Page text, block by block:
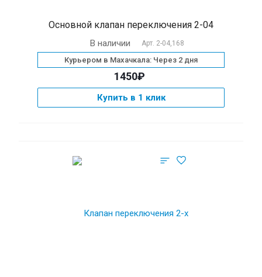
Основной клапан переключения 2-04
В наличии Арт. 2-04,168
Курьером в Махачкала: Через 2 дня
1450₽
Купить в 1 клик